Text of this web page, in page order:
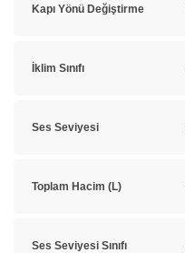
Kapı Yönü Değiştirme
İklim Sınıfı
Ses Seviyesi
Toplam Hacim (L)
Ses Seviyesi Sınıfı